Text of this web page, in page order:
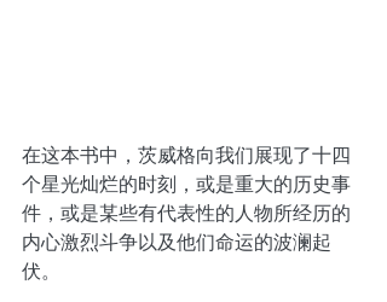
在这本书中，茨威格向我们展现了十四
个星光灿烂的时刻，或是重大的历史事
件，或是某些有代表性的人物所经历的
内心激烈斗争以及他们命运的波澜起
伏。